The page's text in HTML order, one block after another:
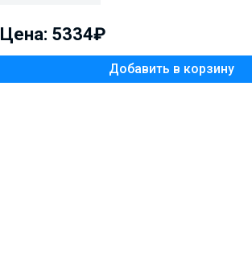
Цена: 5334₽
Добавить в корзину